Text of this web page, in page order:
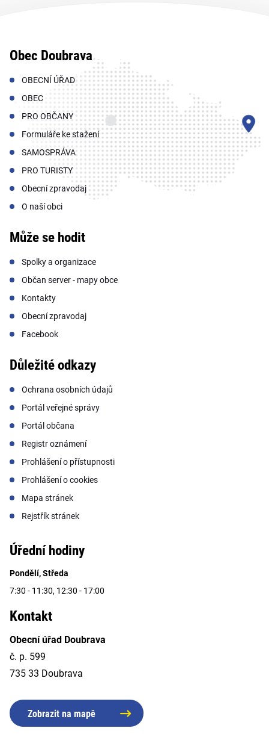
Obec Doubrava
OBECNÍ ÚŘAD
OBEC
PRO OBČANY
Formuláře ke stažení
SAMOSPRÁVA
PRO TURISTY
Obecní zpravodaj
O naší obci
Může se hodit
Spolky a organizace
Občan server - mapy obce
Kontakty
Obecní zpravodaj
Facebook
Důležité odkazy
Ochrana osobních údajů
Portál veřejné správy
Portál občana
Registr oznámení
Prohlášení o přístupnosti
Prohlášení o cookies
Mapa stránek
Rejstřík stránek
Úřední hodiny
Pondělí, Středa
7:30 - 11:30, 12:30 - 17:00
Kontakt
Obecní úřad Doubrava
č. p. 599
735 33 Doubrava
Zobrazit na mapě